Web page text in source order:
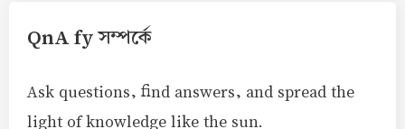
QnA fy সম্পর্কে
Ask questions, find answers, and spread the
light of knowledge like the sun.